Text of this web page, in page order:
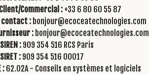
Commercial : +33 6 80 60 55 87
contact : bonjour@ecoceatechnologies.com
: bonjour@ecoceatechnologies.com
: 909 354 516 RCS Paris
: 909 354 516 00017
: 62.02A - Conseils en systèmes et logiciels